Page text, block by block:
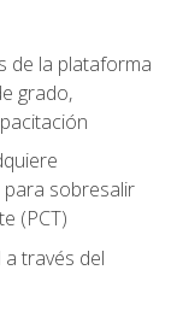
de la plataforma
grado,
sobresalir
(PCT)
través del